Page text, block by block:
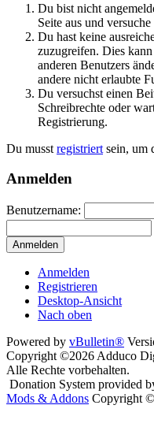
Du bist nicht
Seite aus und versuche
Du hast keine
zuzugreifen. Dies
anderen Benutzers
andere nicht erlaubte
Du versuchst einen
Schreibrechte oder
Registrierung.
Du musst registriert sein, um
Anmelden
Benutzername:
Anmelden
Anmelden
Registrieren
Desktop-Ansicht
Nach oben
Powered by vBulletin®
Copyright ©2026 Adduco
Alle Rechte vorbehalten.
Donation System provided
Mods & Addons Copyright